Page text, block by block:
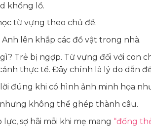
khổng lồ.
từ vựng theo chủ đề.
lên khắp các đồ vật trong nhà.
Trẻ bị ngợp. Từ vựng đối với con
thực tế. Đây chính là lý do dẫn
lời đúng khi có hình ảnh minh họa
không thể ghép thành câu.
lực, sợ hãi mỗi khi mẹ mang “đống